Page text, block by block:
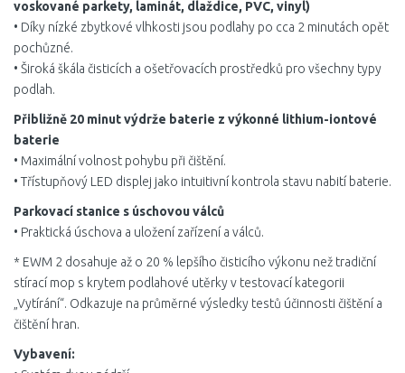
voskované parkety, laminát, dlaždice, PVC, vinyl)
• Díky nízké zbytkové vlhkosti jsou podlahy po cca 2 minutách opět
pochůzné.
• Široká škála čisticích a ošetřovacích prostředků pro všechny typy
podlah.
Přibližně 20 minut výdrže baterie z výkonné lithium-iontové
baterie
• Maximální volnost pohybu při čištění.
• Třístupňový LED displej jako intuitivní kontrola stavu nabití baterie.
Parkovací stanice s úschovou válců
• Praktická úschova a uložení zařízení a válců.
* EWM 2 dosahuje až o 20 % lepšího čisticího výkonu než tradiční
stírací mop s krytem podlahové utěrky v testovací kategorii
„Vytírání“. Odkazuje na průměrné výsledky testů účinnosti čištění a
čištění hran.
Vybavení: